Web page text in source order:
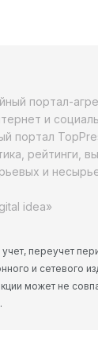
портал-
и
портал
рейтинги,
и
idea»
переучет
и сетевого
может не